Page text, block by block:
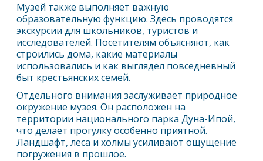
Музей также выполняет важную
образовательную функцию. Здесь проводятся
экскурсии для школьников, туристов и
исследователей. Посетителям объясняют, как
строились дома, какие материалы
использовались и как выглядел повседневный
быт крестьянских семей.
Отдельного внимания заслуживает природное
окружение музея. Он расположен на
территории национального парка Дуна-Ипой,
что делает прогулку особенно приятной.
Ландшафт, леса и холмы усиливают ощущение
погружения в прошлое.